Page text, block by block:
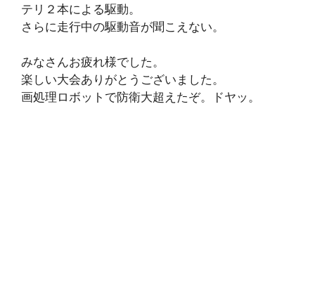
テリ２本による駆動。
さらに走行中の駆動音が聞こえない。
みなさんお疲れ様でした。
楽しい大会ありがとうございました。
画処理ロボットで防衛大超えたぞ。ドヤッ。